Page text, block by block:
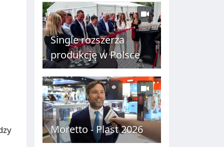
C
HSingle rozszerza
produkcję w Polsce
Moretto - Plast 2026